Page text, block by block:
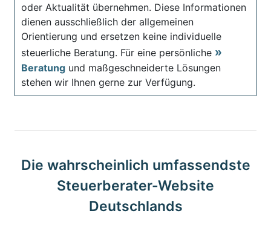
oder Aktualität übernehmen. Diese Informationen
dienen ausschließlich der allgemeinen
Orientierung und ersetzen keine individuelle
steuerliche Beratung. Für eine persönliche
Beratung und maßgeschneiderte Lösungen
stehen wir Ihnen gerne zur Verfügung.
Die wahrscheinlich umfassendste
Steuerberater-Website
Deutschlands